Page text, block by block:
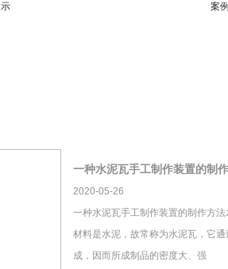
案
一种水泥瓦手工制作装置的制
2020-05-26
一种水泥瓦手工制作装置的制作方
材料是水泥，故常称为水泥瓦，它
成，因而所成制品的密度大、强